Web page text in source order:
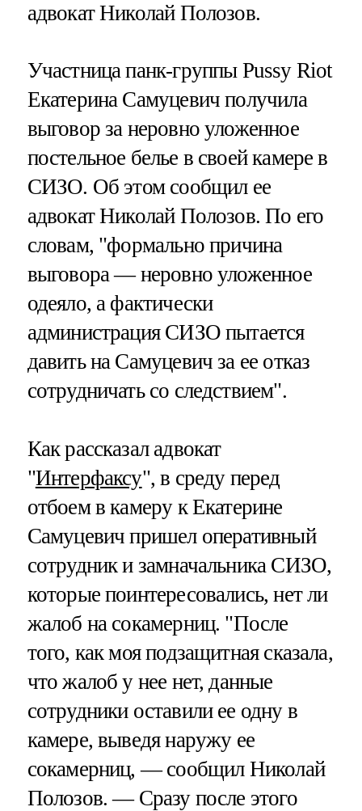
адвокат Николай Полозов.
Участница панк-группы Pussy Riot
Екатерина Самуцевич получила
выговор за неровно уложенное
постельное белье в своей камере в
СИЗО. Об этом сообщил ее
адвокат Николай Полозов. По его
словам, "формально причина
выговора — неровно уложенное
одеяло, а фактически
администрация СИЗО пытается
давить на Самуцевич за ее отказ
сотрудничать со следствием".
Как рассказал адвокат
"Интерфаксу", в среду перед
отбоем в камеру к Екатерине
Самуцевич пришел оперативный
сотрудник и замначальника СИЗО,
которые поинтересовались, нет ли
жалоб на сокамерниц. "После
того, как моя подзащитная сказала,
что жалоб у нее нет, данные
сотрудники оставили ее одну в
камере, выведя наружу ее
сокамерниц, — сообщил Николай
Полозов. — Сразу после этого